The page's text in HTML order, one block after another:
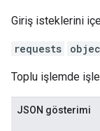
Giriş isteklerini
requests
Toplu işlemde
JSON gösterimi